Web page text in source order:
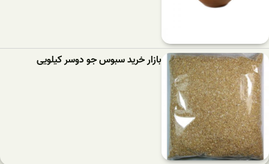
بازار خرید سبوس جو دوسر کیلویی